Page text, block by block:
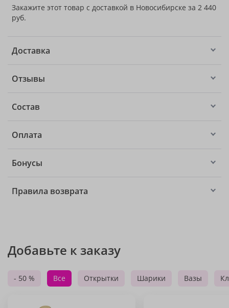
Закажите этот товар с доставкой в Новосибирске за 2 440
руб.
Доставка
Отзывы
Состав
Оплата
Бонусы
Правила возврата
Добавьте к заказу
- 50 % Все Открытки Шарики Вазы